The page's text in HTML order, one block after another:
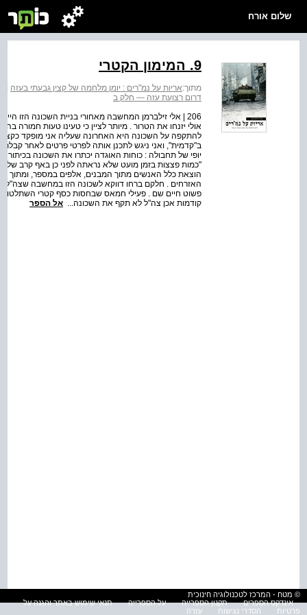
שלום אורח
9. המימון הקטרי
מתוך:אריות על נמ"רים : יומן מלחמה של קצין גבעתי בעזה >
דרום רצועת עזה — חלק ב
206 | אלי זילברמן המחשבה מאחורי בניית השכונה הזו
אולי יזנחו את הטרור . מיותר לציין כי טעינו טעות חמורה
להתקפה על השכונה היא האחרונה שעליה אני מופקד
ב"קדמית", ואני ניגש לתכנן אותה לפרטי פרטים לאחר
יופי של תחבולה : כוחות האוגדה יכתרו את השכונה
"כמות פצצות בזמן מועט שלא נראתה לפני כן באף קרב של
הוצאת כלל האנשים מתוך המבנים, אלפים במספר,
האזרחים . חלקם ברחו דווקא לשכונה הזו במחשבה שצה"ל
פשוט חיים שם . פעילי חמאס שבחסות כסף קטרי השתלטו
קודמות אכן צה"ל לא תקף את השכונה... אל הספר
© מטח - המרכז לטכנולוגיה חינוכית
אינדקס הספרים
תקנון הספרייה על הספרייה
תנאי שימוש באתר והגנה על
פרטיות
הסדרי נגישות עזרה